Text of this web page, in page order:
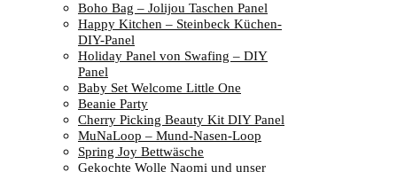
Boho Bag – Jolijou Taschen Panel
Happy Kitchen – Steinbeck Küchen-
DIY-Panel
Holiday Panel von Swafing – DIY
Panel
Baby Set Welcome Little One
Beanie Party
Cherry Picking Beauty Kit DIY Panel
MuNaLoop – Mund-Nasen-Loop
Spring Joy Bettwäsche
Gekochte Wolle Naomi und unser